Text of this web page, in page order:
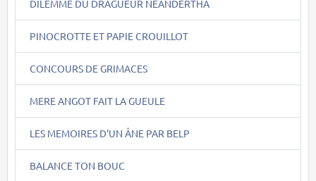
DILEMME DU DRAGUEUR NEANDERTHA
PINOCROTTE ET PAPIE CROUILLOT
CONCOURS DE GRIMACES
MERE ANGOT FAIT LA GUEULE
LES MEMOIRES D'UN ÂNE PAR BELP
BALANCE TON BOUC